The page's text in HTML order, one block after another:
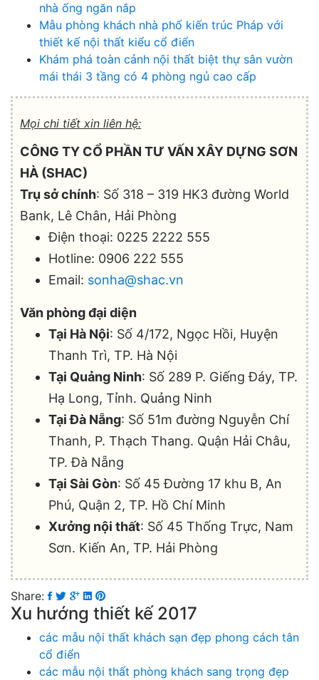
nhà ống ngăn nắp
Mẫu phòng khách nhà phố kiến trúc Pháp với
thiết kế nội thất kiểu cổ điển
Khám phá toàn cảnh nội thất biệt thự sân vườn
mái thái 3 tầng có 4 phòng ngủ cao cấp
Mọi chi tiết xin liên hệ:
CÔNG TY CỔ PHẦN TƯ VẤN XÂY DỰNG SƠN
HÀ (SHAC)
Trụ sở chính: Số 318 – 319 HK3 đường World
Bank, Lê Chân, Hải Phòng
Điện thoại: 0225 2222 555
Hotline: 0906 222 555
Email: sonha@shac.vn
Văn phòng đại diện
Tại Hà Nội: Số 4/172, Ngọc Hồi, Huyện
Thanh Trì, TP. Hà Nội
Tại Quảng Ninh: Số 289 P. Giếng Đáy, TP.
Hạ Long, Tỉnh. Quảng Ninh
Tại Đà Nẵng: Số 51m đường Nguyễn Chí
Thanh, P. Thạch Thang. Quận Hải Châu,
TP. Đà Nẵng
Tại Sài Gòn: Số 45 Đường 17 khu B, An
Phú, Quận 2, TP. Hồ Chí Minh
Xưởng nội thất: Số 45 Thống Trực, Nam
Sơn. Kiến An, TP. Hải Phòng
Share:
Xu hướng thiết kế 2017
các mẫu nội thất khách sạn đẹp phong cách tân
cổ điển
các mẫu nội thất phòng khách sang trọng đẹp